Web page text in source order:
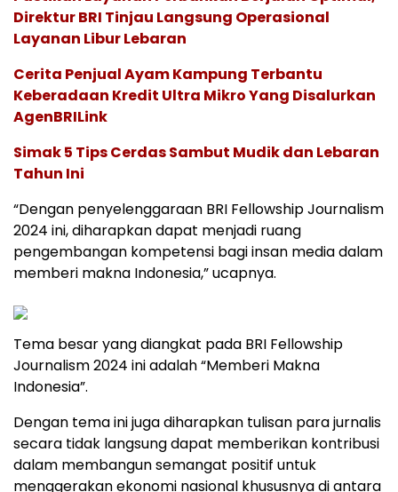
Direktur BRI Tinjau Langsung Operasional
Layanan Libur Lebaran
Cerita Penjual Ayam Kampung Terbantu
Keberadaan Kredit Ultra Mikro Yang Disalurkan
AgenBRILink
Simak 5 Tips Cerdas Sambut Mudik dan Lebaran
Tahun Ini
“Dengan penyelenggaraan BRI Fellowship Journalism
2024 ini, diharapkan dapat menjadi ruang
pengembangan kompetensi bagi insan media dalam
memberi makna Indonesia,” ucapnya.
Tema besar yang diangkat pada BRI Fellowship
Journalism 2024 ini adalah “Memberi Makna
Indonesia”.
Dengan tema ini juga diharapkan tulisan para jurnalis
secara tidak langsung dapat memberikan kontribusi
dalam membangun semangat positif untuk
menggerakan ekonomi nasional khususnya di antara